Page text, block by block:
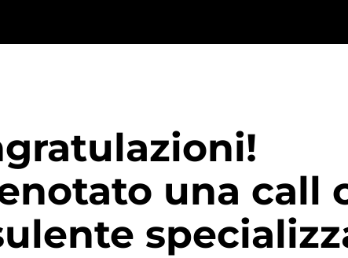
una call